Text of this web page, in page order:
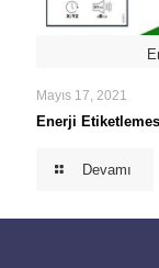
Mayıs 17, 2021
Enerji
Devamı